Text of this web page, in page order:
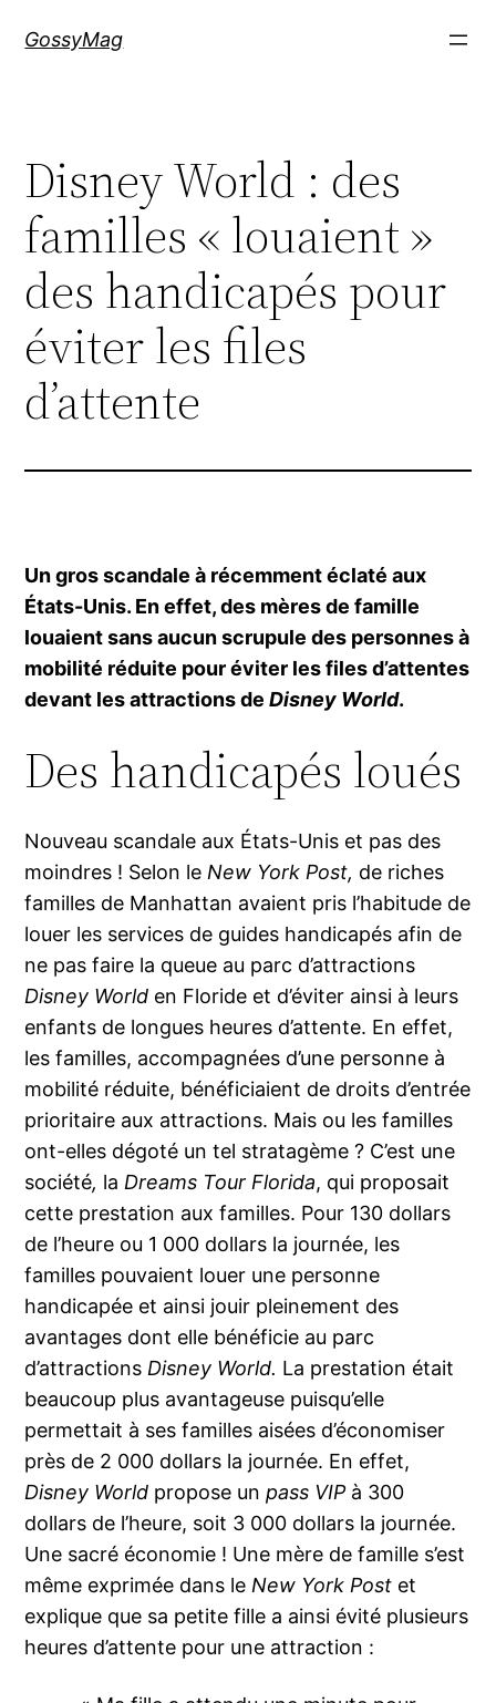
GossyMag
Disney World : des
familles « louaient »
des handicapés pour
éviter les files
d’attente
Un gros scandale à récemment éclaté aux
États-Unis. En effet, des mères de famille
louaient sans aucun scrupule des personnes à
mobilité réduite pour éviter les files d’attentes
devant les attractions deDisney World.
Des handicapés loués
Nouveau scandale aux États-Unis et pas des
moindres ! Selon leNew York Post, de riches
familles de Manhattan avaient pris l’habitude de
louer les services de guides handicapés afin de
ne pas faire la queue au parc d’attractions
Disney World en Floride et d’éviter ainsi à leurs
enfants de longues heures d’attente. En effet,
les familles, accompagnées d’une personne à
mobilité réduite, bénéficiaient de droits d’entrée
prioritaire aux attractions. Mais ou les familles
ont-elles dégoté un tel stratagème ? C’est une
société, la Dreams Tour Florida, qui proposait
cette prestation aux familles. Pour 130 dollars
de l’heure ou 1 000 dollars la journée, les
familles pouvaient louer une personne
handicapée et ainsi jouir pleinement des
avantages dont elle bénéficie au parc
d’attractionsDisney World. La prestation était
beaucoup plus avantageuse puisqu’elle
permettait à ses familles aisées d’économiser
près de 2 000 dollars la journée. En effet,
Disney World propose unpass VIPà 300
dollars de l’heure, soit 3 000 dollars la journée.
Une sacré économie ! Une mère de famille s’est
même exprimée dans leNew York Post et
explique que sa petite fille a ainsi évité plusieurs
heures d’attente pour une attraction :